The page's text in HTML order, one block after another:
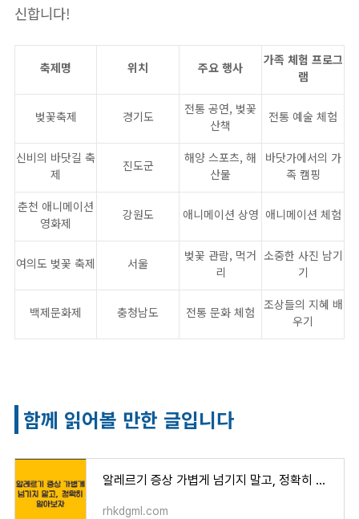
신합니다!
축제명 위치 주요 행사
가족 체험 프로그
램
벚꽃축제 경기도
전통 공연, 벚꽃
산책
전통 예술 체험
신비의 바닷길 축
제
진도군
해양 스포츠, 해
산물
바닷가에서의 가
족 캠핑
춘천 애니메이션
영화제
강원도 애니메이션 상영 애니메이션 체험
여의도 벚꽃 축제 서울
벚꽃 관람, 먹거
리
소중한 사진 남기
기
백제문화제 충청남도 전통 문화 체험 조상들의 지혜 배
우기
함께 읽어볼 만한 글입니다
알레르기 증상 가볍게 넘기지 말고, 정확히 알아보자
rhkdgml.com